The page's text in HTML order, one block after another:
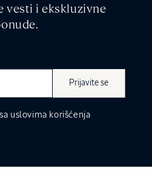
vesti i ekskluzivne
Prijavite se
uslovima korišćenja